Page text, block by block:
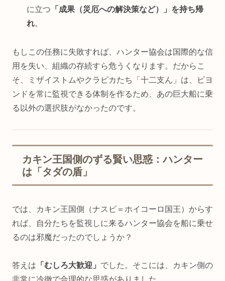
に立つ 「成果（災厄への解決策など）」を持ち帰
れ。
もしこの任務に失敗すれば、ハンター協会は国際的な信
用を失い、組織の存続すら危うくなります。だからこ
そ、ミザイストムやクラピカたち「十二支ん」は、ビヨ
ンドを常に監視できる体制を作るため、あの巨大船に乗
る以外の選択肢がなかったのです。
カキン王国側のずる賢い思惑：ハンター
は「タダの盾」
では、カキン王国側（ナスビ＝ホイコーロ国王）からす
れば、自分たちを監視しに来るハンター協会を船に乗せ
るのは邪魔だったのでしょうか？
答えは 「むしろ大歓迎」 でした。そこには、カキン側の